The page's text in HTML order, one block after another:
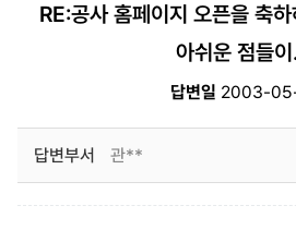
RE:공사 홈페이지 오픈을 축
아쉬운 점들
답변일 2003-
답변부서 관**